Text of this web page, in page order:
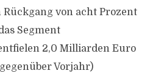
von acht Prozent
Segment
2,0 Milliarden Euro
Vorjahr)